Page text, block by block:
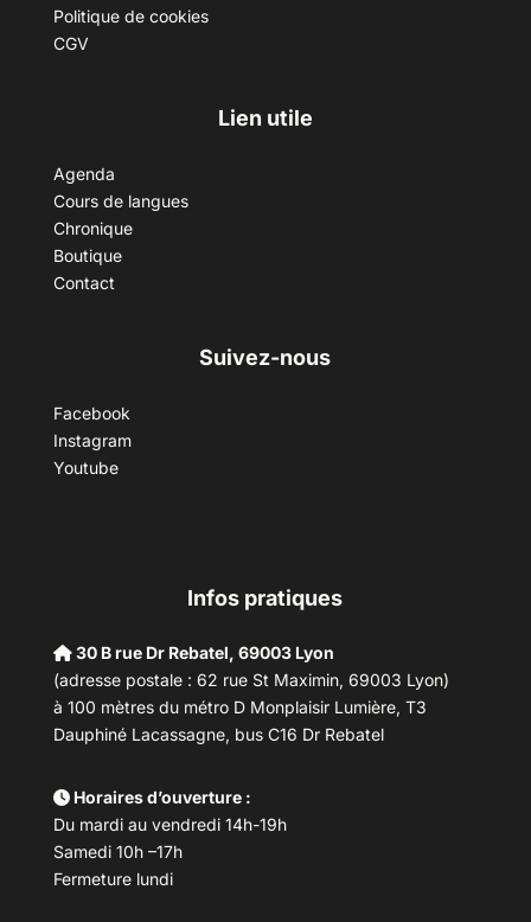
Politique de cookies
CGV
Lien utile
Agenda
Cours de langues
Chronique
Boutique
Contact
Suivez-nous
Facebook
Instagram
Youtube
Infos pratiques
30 B rue Dr Rebatel, 69003 Lyon
(adresse postale : 62 rue St Maximin, 69003 Lyon)
à 100 mètres du métro D Monplaisir Lumière, T3
Dauphiné Lacassagne, bus C16 Dr Rebatel
Horaires d’ouverture :
Du mardi au vendredi 14h-19h
Samedi 10h –17h
Fermeture lundi